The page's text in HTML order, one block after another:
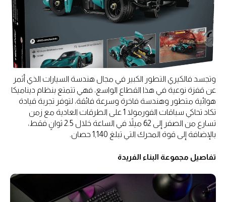
وتجسد فالكيري التطور الكبير في مجال هندسة السيارات الذي أثمر
عن قفزة نوعية في هذا القطاع الواسع، فهي تتمتع بنظام ديناميكا
هوائية متطور وهندسة فاخرة وسرعة فائقة، لتوفر تجربة قيادة
تكاد تحاكي سباقات الفورمولا 1 على الطرقات العادية مع زمن
تسارع من الصفر إلى 62 ميلاً في الساعة خلال 2.5 ثوانٍ فقط،
بالإضافة إلى قوة المحرك التي تبلغ 1,140 حصان.
تفاصيل مجموعة البناء الفريدة